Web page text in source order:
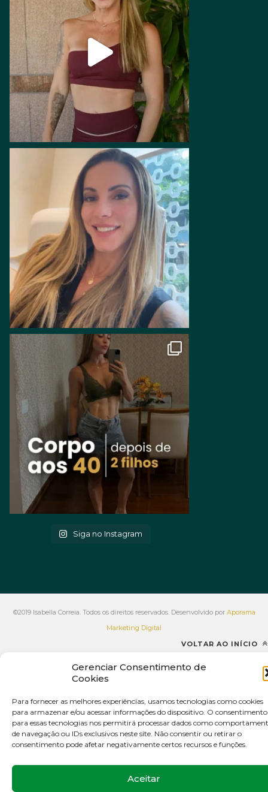
Gerenciar Consentimento de
Cookies
Para fornecer as melhores experiências, usamos tecnologias como cookies
para armazenar e/ou acessar informações do dispositivo. O consentimento
para essas tecnologias nos permitirá processar dados como
de navegação ou IDs exclusivos neste site. Não consentir ou retirar o
consentimento pode afetar negativamente certos recursos e funções.
Aceitar
Siga no Instagram
©2019 Isabella Correia. Todos os direitos reservados. Desenvolvido por Aporama
Marketing Digital
VOLTAR AO INÍCIO